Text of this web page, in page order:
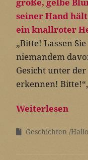
„Bitte! Lassen
niemandem
Gesicht unter
erkennen!
Weiterlesen
Geschichten